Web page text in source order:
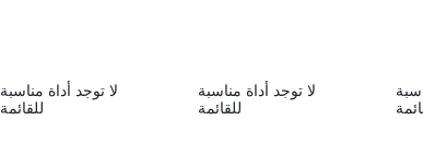
لا توجد أداة مناسبة
للقائمة
لا توجد أداة مناسبة
للقائمة